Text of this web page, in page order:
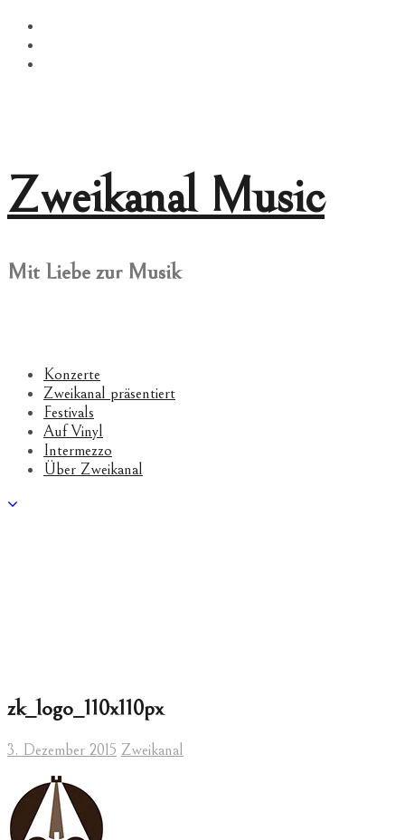
Springe
zum
Inhalt
Zweikanal Music
Mit Liebe zur Musik
Konzerte
Zweikanal präsentiert
Festivals
Auf Vinyl
Intermezzo
Über Zweikanal
zk_logo_110x110px
3. Dezember 2015 Zweikanal